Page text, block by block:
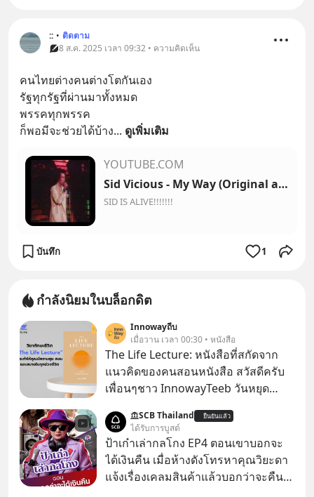
:: • ติดตาม
8 ส.ค. 2025 เวลา 09:32 • ความคิดเห็น
คนไทยต่างคนต่างโตกันเอง
รัฐทุกรัฐที่ผ่านมาทั้งหมด
พรรคทุกพรรค
ก็พอมีจะช่วยได้บ้าง... ดูเพิ่มเติม
YOUTUBE.COM
Sid Vicious - My Way (Original and Complete Version)
SID IS ALIVE!!!!!!!
บันทึก 1
กำลังนิยมในบล็อกดิต
Innowayถีบ
เมื่อวาน เวลา 00:30 • หนังสือ
The Life Lecture: หนังสือที่สกัดจาก
แนวคิดของคนสอนหนังสือ สวัสดีครับ
เพื่อนๆชาว InnowayTeeb วันหยุด
สนใจจบแล้วเกิดคำถามว่า
SCB Thailand ยืนยันแล้ว
ได้รับการบูสต์
ป้าเก๋าเล่ากลโกง EP4 ตอนเขาบอกจะ
ได้เงินคืน เมื่อห้างดังโทรหาคุณวิยะดา
แจ้งเรื่องเคลมสินค้าแล้วบอกว่าจะคืน